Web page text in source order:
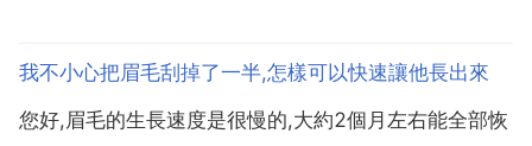
我不小心把眉毛刮掉了一半,怎樣可以快速讓他長出來
您好,眉毛的生長速度是很慢的,大約2個月左右能全部恢